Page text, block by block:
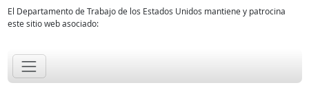
El Departamento de Trabajo de los Estados Unidos mantiene y patrocina
este sitio web asociado: